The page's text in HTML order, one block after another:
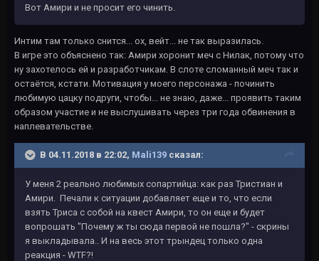
Вот Амири и не просит его чинить.
Интим там только снится... ох, вейт... не так выразилась.
В игре это объяснено так: Амири хоронит меч с Нилак, потому что
ну захотелось ей и разработчикам. В слоте сломанный меч так и
остаётся, кстати. Мотивация у моего персонажа - починить
любимую цацку подруги, чтобы... не знаю, даже... проявить таким
образом участие и не выслушивать через три года обвинения в
наплевательстве.
В 04.11.2018 в 22:02, Mali139 сказал:
У меня 2 реально любимых сопартийца: как раз Тристиан и
Амири. Печали к ситуации добавляет еще и то, что если
взять Триса с собой на квест Амири, то он еще и будет
вопрошать "Почему ж ты сюда первой не пошла?" - скрины
я выкладывала.. И на весь этот трындец только одна
реакция - WTF?!